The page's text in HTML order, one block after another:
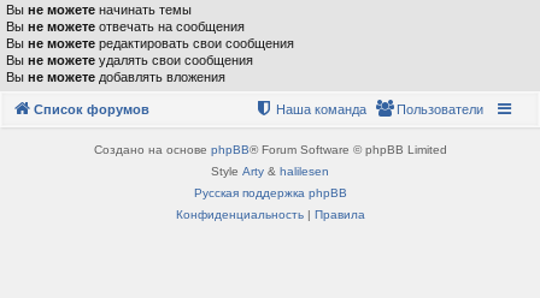
Вы не можете начинать темы
Вы не можете отвечать на сообщения
Вы не можете редактировать свои сообщения
Вы не можете удалять свои сообщения
Вы не можете добавлять вложения
Список форумов Пользователи
Наша команда
Создано на основе phpBB® Forum Software © phpBB Limited
Style Arty & halilesen
Русская поддержка phpBB
Конфиденциальность| Правила